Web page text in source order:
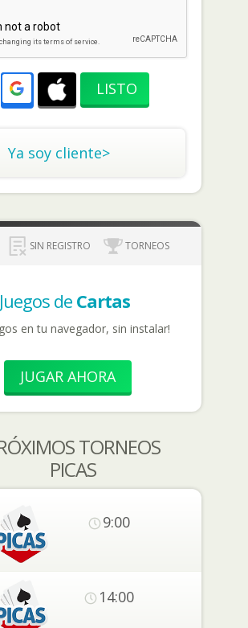
Ya soy cliente>
SIN REGISTRO TORNEOS
Juegos de Cartas
en tu navegador, sin instalar!
JUGAR AHORA
TORNEOS
PICAS
9:00
14:00